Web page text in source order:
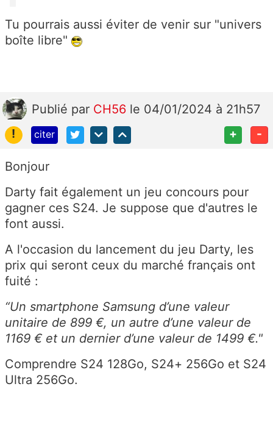
Tu pourrais aussi éviter de venir sur "univers
boîte libre"
Publié par CH56 le 04/01/2024 à 21h57
!
citer + -
Bonjour
Darty fait également un jeu concours pour
gagner ces S24. Je suppose que d'autres le
font aussi.
A l'occasion du lancement du jeu Darty, les
prix qui seront ceux du marché français ont
fuité :
“Un smartphone Samsung d’une valeur
unitaire de 899 €, un autre d’une valeur de
1169 € et un dernier d’une valeur de 1499 €."
Comprendre S24 128Go, S24+ 256Go et S24
Ultra 256Go.